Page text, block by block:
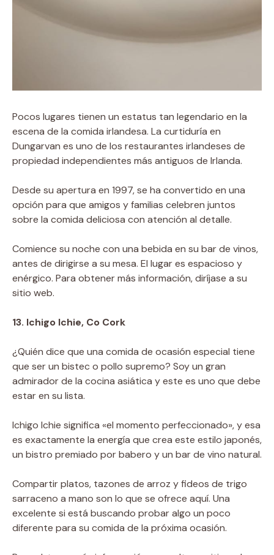
Pocos lugares tienen un estatus tan legendario en la
escena de la comida irlandesa. La curtiduría en
Dungarvan es uno de los restaurantes irlandeses de
propiedad independientes más antiguos de Irlanda.
Desde su apertura en 1997, se ha convertido en una
opción para que amigos y familias celebren juntos
sobre la comida deliciosa con atención al detalle.
Comience su noche con una bebida en su bar de vinos,
antes de dirigirse a su mesa. El lugar es espacioso y
enérgico. Para obtener más información, diríjase a su
sitio web.
13. Ichigo Ichie, Co Cork
¿Quién dice que una comida de ocasión especial tiene
que ser un bistec o pollo supremo? Soy un gran
admirador de la cocina asiática y este es uno que debe
estar en su lista.
Ichigo Ichie significa «el momento perfeccionado», y esa
es exactamente la energía que crea este estilo japonés,
un bistro premiado por babero y un bar de vino natural.
Compartir platos, tazones de arroz y fideos de trigo
sarraceno a mano son lo que se ofrece aquí. Una
excelente si está buscando probar algo un poco
diferente para su comida de la próxima ocasión.